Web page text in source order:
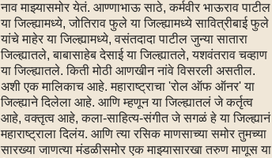
नाव माझ्यासमोर येतं. आण्णाभाऊ साठे, कर्मवीर भाऊराव पाटील
या जिल्ह्यामध्ये, जोतिराव फुले या जिल्ह्यामध्ये सावित्रीबाई फुले
यांचे माहेर या जिल्ह्यामध्ये, वसंतदादा पाटील जुन्या सातारा
जिल्ह्यातले, बाबासाहेब देसाई या जिल्ह्यातले, यशवंतराव चव्हाण
या जिल्ह्यातले. किती मोठी आणखीन नांवे विसरली असतील.
अशी एक मालिकाच आहे. महाराष्ट्राचा 'रोल ऑफ ऑनर' या
जिल्ह्याने दिलेला आहे. आणि म्हणून या जिल्ह्यातलं जे कर्तृत्व
आहे, वक्तृत्व आहे, कला-साहित्य-संगीत जे सगळं हे या जिल्ह्यानं
महाराष्ट्राला दिलंय. आणि त्या रसिक माणसाच्या समोर तुमच्या
सारख्या जाणत्या मंडळीसमोर एक माझ्यासारखा तरुण माणूस या